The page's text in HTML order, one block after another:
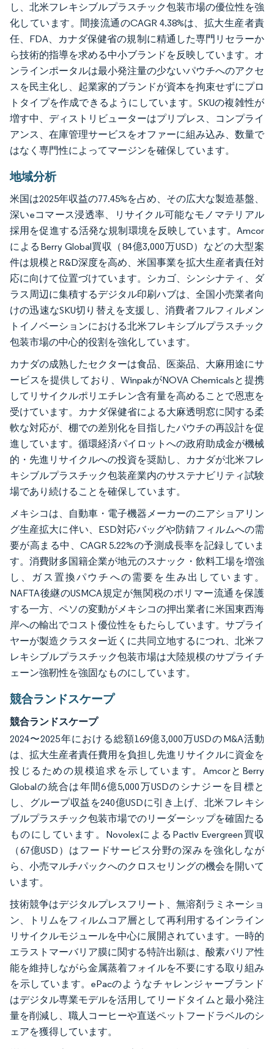
し、北米フレキシブルプラスチック包装市場の優位性を強
化しています。間接流通のCAGR 4.38%は、拡大生産者責
任、FDA、カナダ保健省の規制に精通した専門リセラーか
ら技術的指導を求める中小ブランドを反映しています。オ
ンラインポータルは最小発注量の少ないパウチへのアクセ
スを民主化し、起業家的ブランドが資本を拘束せずにプロ
トタイプを作成できるようにしています。SKUの複雑性が
増す中、ディストリビューターはプリプレス、コンプライ
アンス、在庫管理サービスをオファーに組み込み、数量で
はなく専門性によってマージンを確保しています。
地域分析
米国は2025年収益の77.45%を占め、その広大な製造基盤、
深いeコマース浸透率、リサイクル可能なモノマテリアル
採用を促進する活発な規制環境を反映しています。Amcor
によるBerry Global買収（84億3,000万USD）などの大型案
件は規模とR&D深度を高め、米国事業を拡大生産者責任対
応に向けて位置づけています。シカゴ、シンシナティ、ダ
ラス周辺に集積するデジタル印刷ハブは、全国小売業者向
けの迅速なSKU切り替えを支援し、消費者フルフィルメン
トイノベーションにおける北米フレキシブルプラスチック
包装市場の中心的役割を強化しています。
カナダの成熟したセクターは食品、医薬品、大麻用途にサ
ービスを提供しており、WinpakがNOVA Chemicalsと提携
してリサイクルポリエチレン含有量を高めることで恩恵を
受けています。カナダ保健省による大麻透明窓に関する柔
軟な対応が、棚での差別化を目指したパウチの再設計を促
進しています。循環経済パイロットへの政府助成金が機械
的・先進リサイクルへの投資を奨励し、カナダが北米フレ
キシブルプラスチック包装産業内のサステナビリティ試験
場であり続けることを確保しています。
メキシコは、自動車・電子機器メーカーのニアショアリン
グ生産拡大に伴い、ESD対応バッグや防錆フィルムへの需
要が高まる中、CAGR 5.22%の予測成長率を記録していま
す。消費財多国籍企業が地元のスナック・飲料工場を増強
し、ガス置換パウチへの需要を生み出しています。
NAFTA後継のUSMCA規定が無関税のポリマー流通を保護
する一方、ペソの変動がメキシコの押出業者に米国東西海
岸への輸出でコスト優位性をもたらしています。サプライ
ヤーが製造クラスター近くに共同立地するにつれ、北米フ
レキシブルプラスチック包装市場は大陸規模のサプライチ
ェーン強靭性を強固なものにしています。
競合ランドスケープ
競合ランドスケープ
2024〜2025年における総額169億3,000万USDのM&A活動
は、拡大生産者責任費用を負担し先進リサイクルに資金を
投じるための規模追求を示しています。AmcorとBerry
Globalの統合は年間6億5,000万USDのシナジーを目標と
し、グループ収益を240億USDに引き上げ、北米フレキシ
ブルプラスチック包装市場でのリーダーシップを確固たる
ものにしています。NovolexによるPactiv Evergreen買収
（67億USD）はフードサービス分野の深みを強化しなが
ら、小売マルチパックへのクロスセリングの機会を開いて
います。
技術競争はデジタルプレスフリート、無溶剤ラミネーショ
ン、トリムをフィルムコア層として再利用するインライン
リサイクルモジュールを中心に展開されています。一時的
エラストマーバリア膜に関する特許出願は、酸素バリア性
能を維持しながら金属蒸着フォイルを不要にする取り組み
を示しています。ePacのようなチャレンジャーブランド
はデジタル専業モデルを活用してリードタイムと最小発注
量を削減し、職人コーヒーや直送ペットフードラベルのシ
ェアを獲得しています。